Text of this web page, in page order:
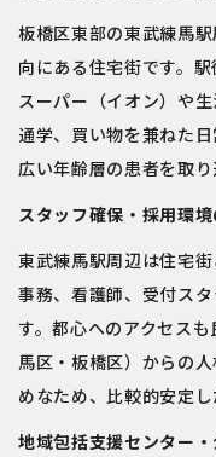
板橋区東部の東武練馬
向にある住宅街です。
スーパー（イオン）や
通学、買い物を兼ねた
広い年齢層の患者を取り
スタッフ確保・採用環
東武練馬駅周辺は住宅
事務、看護師、受付ス
す。都心へのアクセス
馬区・板橋区）からの
めなため、比較的安定し
地域包括支援センター